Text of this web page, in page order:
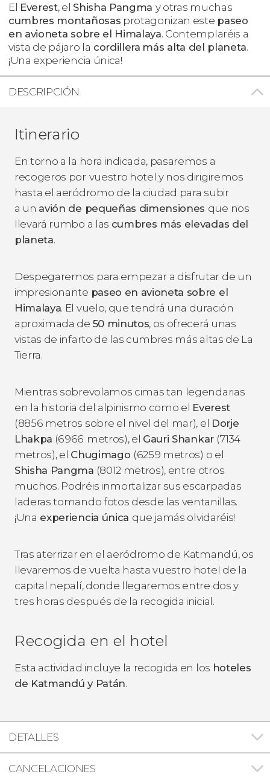
El Everest, el Shisha Pangma y otras muchas
cumbres montañosas protagonizan este paseo
en avioneta sobre el Himalaya. Contemplaréis a
vista de pájaro la cordillera más alta del planeta.
¡Una experiencia única!
DESCRIPCIÓN
Itinerario
En torno a la hora indicada, pasaremos a
recogeros por vuestro hotel y nos dirigiremos
hasta el aeródromo de la ciudad para subir
a un avión de pequeñas dimensiones que nos
llevará rumbo a las cumbres más elevadas del
planeta.
Despegaremos para empezar a disfrutar de un
impresionante paseo en avioneta sobre el
Himalaya. El vuelo, que tendrá una duración
aproximada de 50 minutos, os ofrecerá unas
vistas de infarto de las cumbres más altas de La
Tierra.
Mientras sobrevolamos cimas tan legendarias
en la historia del alpinismo como el Everest
(8856 metros sobre el nivel del mar), el Dorje
Lhakpa (6966 metros), el Gauri Shankar(7134
metros), el Chugimago (6259 metros) o el
Shisha Pangma (8012 metros), entre otros
muchos. Podréis inmortalizar sus escarpadas
laderas tomando fotos desde las ventanillas.
¡Una experiencia única que jamás olvidaréis!
Tras aterrizar en el aeródromo de Katmandú, os
llevaremos de vuelta hasta vuestro hotel de la
capital nepalí, donde llegaremos entre dos y
tres horas después de la recogida inicial.
Recogida en el hotel
Esta actividad incluye la recogida en los hoteles
de Katmandú y Patán.
DETALLES
CANCELACIONES